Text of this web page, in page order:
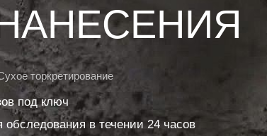
торкретирование
под ключ
в течении 24 часов